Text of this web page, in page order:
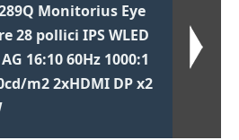
Monitorius Eye
28 pollici IPS WLED
16:10 60Hz 1000:1
m2 2xHDMI DP x2